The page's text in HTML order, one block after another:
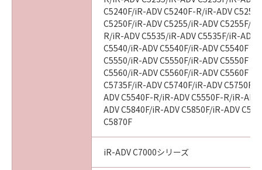
も、一切責任を負わないものとします。
(1)本契約書は、お客様が『同意』を示す下記の
ボタンをクリックした時点で発効し、下記(2)ま
たは(3)により終了されるまで有効に存続しま
(2)お客様は、「許諾ソフトウェア」およびその
複製物のすべてをアンインストール、廃棄およ
び消去することにより、本契約書を終了させる
C5240F/iR-ADV C5240F-R/iR-ADV
C5250F/iR-ADV C5255/iR-ADV C5255F/
R/iR-ADV C5535/iR-ADV C5535F/iR-ADV
C5540/iR-ADV C5540F/iR-ADV C5540F
C5550/iR-ADV C5550F/iR-ADV C5550F
C5560/iR-ADV C5560F/iR-ADV C5560F
C5735F/iR-ADV C5740F/iR-ADV C5750F/
ADV C5540F-R/iR-ADV C5550F-R/iR-
ADV C5840F/iR-ADV C5850F/iR-ADV
C5870F
iR-ADV C7000シリーズ